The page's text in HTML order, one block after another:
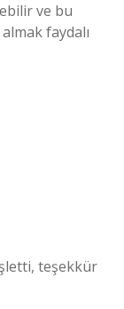
ve bu
faydalı
teşekkür